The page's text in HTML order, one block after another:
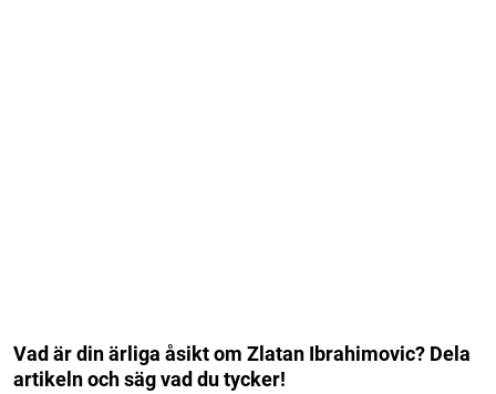
Vad är din ärliga åsikt om Zlatan Ibrahimovic? Dela
artikeln och säg vad du tycker!